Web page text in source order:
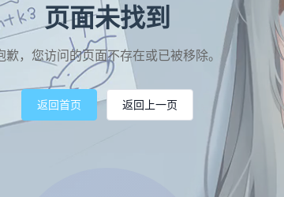
页面未找到
歉，您访问的页面不存在或已被移除。
返回首页 返回上一页